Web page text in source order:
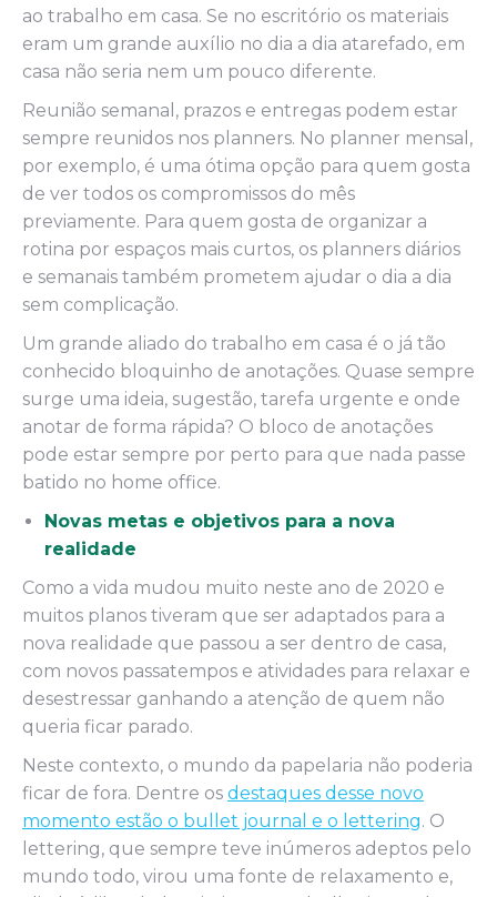
ao trabalho em casa. Se no escritório os materiais
eram um grande auxílio no dia a dia atarefado, em
casa não seria nem um pouco diferente.
Reunião semanal, prazos e entregas podem estar
sempre reunidos nos planners. No planner mensal,
por exemplo, é uma ótima opção para quem gosta
de ver todos os compromissos do mês
previamente. Para quem gosta de organizar a
rotina por espaços mais curtos, os planners diários
e semanais também prometem ajudar o dia a dia
sem complicação.
Um grande aliado do trabalho em casa é o já tão
conhecido bloquinho de anotações. Quase sempre
surge uma ideia, sugestão, tarefa urgente e onde
anotar de forma rápida? O bloco de anotações
pode estar sempre por perto para que nada passe
batido no home office.
Novas metas e objetivos para a nova
realidade
Como a vida mudou muito neste ano de 2020 e
muitos planos tiveram que ser adaptados para a
nova realidade que passou a ser dentro de casa,
com novos passatempos e atividades para relaxar e
desestressar ganhando a atenção de quem não
queria ficar parado.
Neste contexto, o mundo da papelaria não poderia
ficar de fora. Dentre os destaques desse novo
momento estão o bullet journal e o lettering. O
lettering, que sempre teve inúmeros adeptos pelo
mundo todo, virou uma fonte de relaxamento e,